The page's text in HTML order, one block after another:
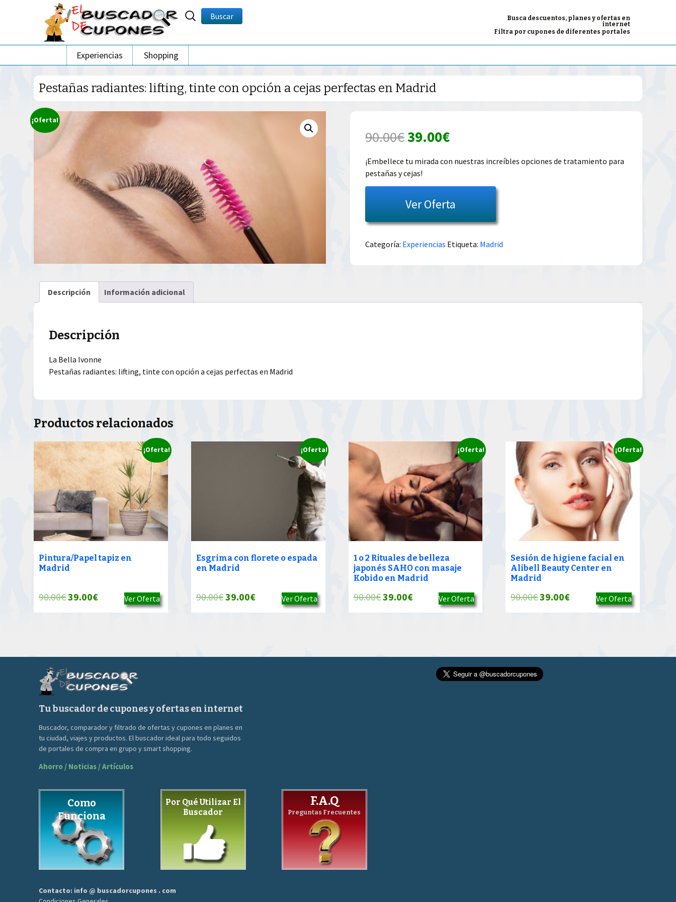
Busca descuentos, planes y ofertas en
internet
Filtra por cupones de diferentes portales
Buscar
por:
Buscar
Ir
al
contenido
Experiencias Shopping
Pestañas radiantes: lifting, tinte con opción a cejas perfectas en Madrid
¡Oferta!
90.00€El
precio
original
era:
90.00€.
39.00€El
precio
es:
39.00€.
¡Embellece tu mirada con nuestras increíbles opciones de tratamiento para
pestañas y cejas!
Ver Oferta
Categoría: Experiencias Etiqueta: Madrid
Descripción Información adicional
Descripción
La Bella Ivonne
Pestañas radiantes: lifting, tinte con opción a cejas perfectas en Madrid
Productos relacionados
¡Oferta!
Pintura/Papel tapiz en
Madrid
90.00€El
90.00€.
39.00€El
39.00€.
Ver Oferta
¡Oferta!
Esgrima con florete o espada
en Madrid
90.00€El
precio
90.00€.
39.00€El
39.00€.
Ver Oferta
¡Oferta!
1 o 2 Rituales de belleza
japonés SAHO con masaje
Kobido en Madrid
90.00€El
90.00€.
39.00€El
39.00€.
Ver Oferta
¡Oferta!
Sesión de higiene facial en
Alibell Beauty Center en
Madrid
90.00€El
90.00€.
39.00€El
precio
39.00€.
Ver Oferta
Tu buscador de cupones y ofertas en internet
Buscador, comparador y filtrado de ofertas y cupones en planes en
tu ciudad, viajes y productos. El buscador ideal para todo seguidos
de portales de compra en grupo y smart shopping.
Ahorro / Noticias / Artículos
Como
Funciona
Por Qué Utilizar El
Buscador
F.A.Q
Preguntas Frecuentes
Contacto: info @ buscadorcupones . com